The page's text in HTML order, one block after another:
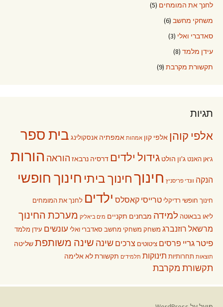
לחנך את המומחים (5)
משחקי מחשב (6)
סאדברי ואלי (3)
עידן מלמד (8)
תקשורת מקרבת (9)
תגיות
אלפי קוהן אלפי קון אמהות אמפתיה אנסקולינג בית ספר
ג'אן האנט ג'ון הולט גידול ילדים דרסיה נרבאז הוראה הורות
הנקה וונדי פריסניץ חינוךחינוך ביתי חינוך חופשי
חינוך חופשי רדיקלי טרייסי קאסלס ילדים לחנך את המומחים
ליאו בבאוטה למידה מבחנים תקניים מים ביאליק מערכת החינוך
מרשאל רוזנברג משחק משחקי מחשב סאדברי ואלי עונשים עידן מלמד
פיטר גריי פרסים ציטוטים צרכים שינה שינה משותפתשליטה
תוצאות תחרותיות תינוקות תלמידים תקשורת לא אלימה
תקשורת מקרבת